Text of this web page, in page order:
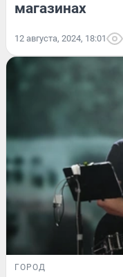
магазинах
12 августа, 2024, 18:01
ГОРОД